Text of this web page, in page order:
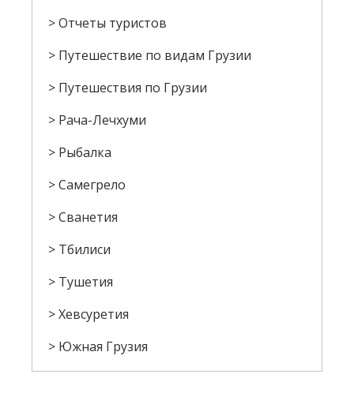
Отчеты туристов
Путешествие по видам Грузии
Путешествия по Грузии
Рача-Лечхуми
Рыбалка
Самегрело
Сванетия
Тбилиси
Тушетия
Хевсуретия
Южная Грузия